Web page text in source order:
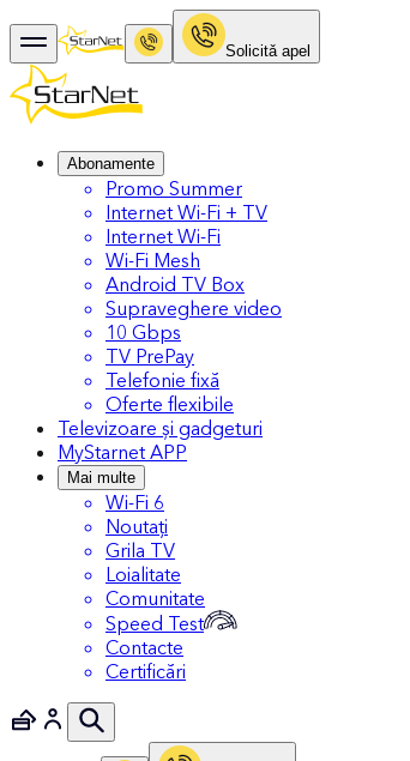
Solicitǎ apel
Abonamente
Promo Summer
Internet Wi-Fi + TV
Internet Wi-Fi
Wi-Fi Mesh
Android TV Box
Supraveghere video
10 Gbps
TV PrePay
Telefonie fixă
Oferte flexibile
Televizoare și gadgeturi
MyStarnet APP
Mai multe
Wi-Fi 6
Noutați
Grila TV
Loialitate
Comunitate
Speed Test
Contacte
Certificări